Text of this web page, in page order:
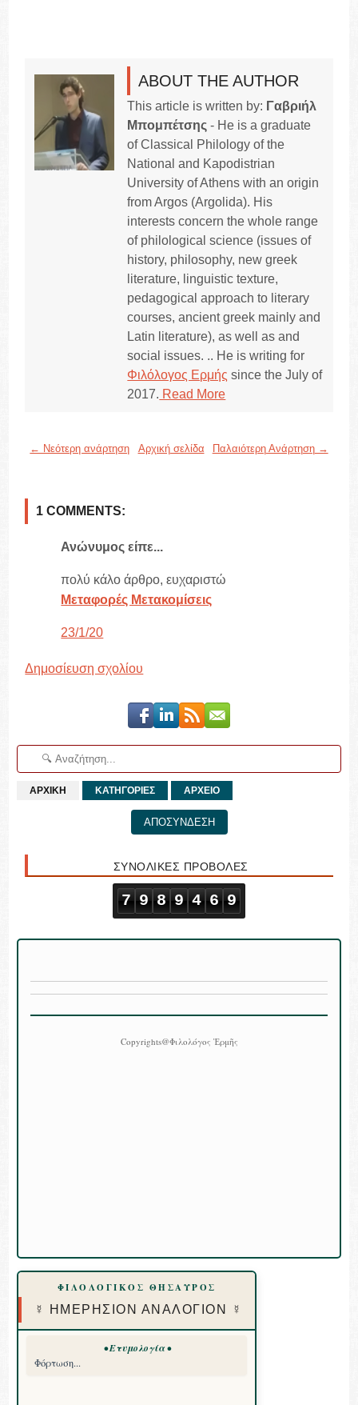
ABOUT THE AUTHOR
This article is written by: Γαβριήλ
Μπομπέτσης - He is a graduate
of Classical Philology of the
National and Kapodistrian
University of Athens with an origin
from Argos (Argolida). His
interests concern the whole range
of philological science (issues of
history, philosophy, new greek
literature, linguistic texture,
pedagogical approach to literary
courses, ancient greek mainly and
Latin literature), as well as and
social issues. .. He is writing for
Φιλόλογος Ερμής since the July of
2017. Read More
← Νεότερη ανάρτηση Παλαιότερη Ανάρτηση →
Αρχική σελίδα
1 COMMENTS:
Ανώνυμος είπε...
πολύ κάλο άρθρο, ευχαριστώ
Μεταφορές Μετακομίσεις
23/1/20
Δημοσίευση σχολίου
ΑΡΧΙΚΗ ΚΑΤΗΓΟΡΙΕΣ ΑΡΧΕΙΟ
ΑΠΟΣΥΝΔΕΣΗ
ΣΥΝΟΛΙΚΕΣ ΠΡΟΒΟΛΕΣ
7 9 8 9 4 6 9
Copyrights@Φιλολόγος Ἑρμῆς
ΦΙΛΟΛΟΓΙΚΟΣ ΘΗΣΑΥΡΟΣ
☿ ΗΜΕΡΗΣΙΟΝ ΑΝΑΛΟΓΙΟΝ ☿
• Ετυμολογία •
Φόρτωση...